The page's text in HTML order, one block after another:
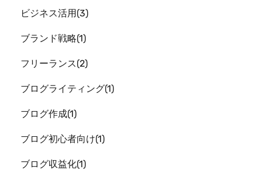
ビジネス活用 3
ブランド戦略 1
フリーランス 2
ブログライティング 1
ブログ作成 1
ブログ初心者向け 1
ブログ収益化 1